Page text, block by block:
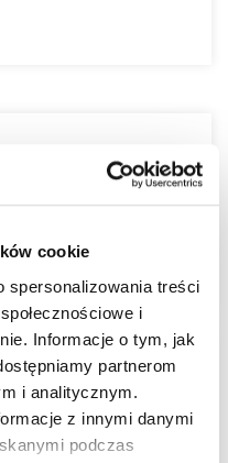
cookie
spersonalizowania treści
i
Informacje o tym, jak
partnerom
i analitycznym.
z innymi danymi
podczas
stworzone jako cicha